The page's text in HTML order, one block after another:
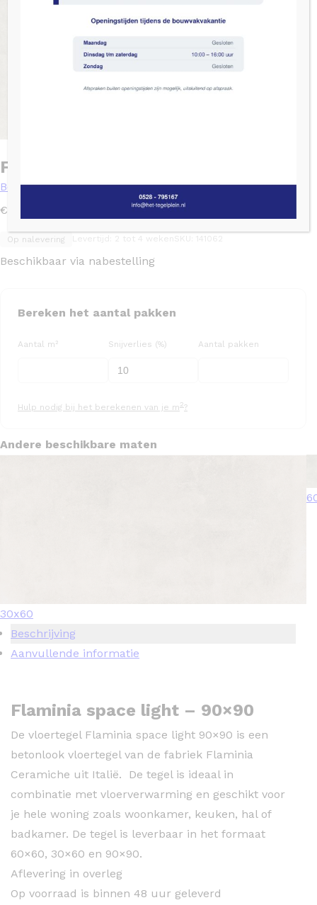
Flaminia space light – 90×90
Beton
€
Op nalevering
Beschikbaar via nabestelling
Bereken het aantal pakken
Aantal m² Snijverlies (%) Aantal pakken
Hulp nodig bij het berekenen van je m 2?
Andere beschikbare maten
30x60
Beschrijving
Aanvullende informatie
Flaminia space light – 90×90
De vloertegel Flaminia space light 90×90 is een
betonlook vloertegel van de fabriek Flaminia
Ceramiche uit Italië. De tegel is ideaal in
combinatie met vloerverwarming en geschikt voor
je hele woning zoals woonkamer, keuken, hal of
badkamer. De tegel is leverbaar in het formaat
60×60, 30×60 en 90×90.
Aflevering in overleg
Op voorraad is binnen 48 uur geleverd